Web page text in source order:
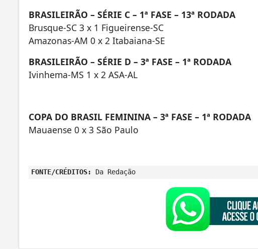
BRASILEIRÃO – SÉRIE C – 1ª FASE – 13ª RODADA
Brusque-SC 3 x 1 Figueirense-SC
Amazonas-AM 0 x 2 Itabaiana-SE
BRASILEIRÃO – SÉRIE D – 3ª FASE – 1ª RODADA
Ivinhema-MS 1 x 2 ASA-AL
COPA DO BRASIL FEMININA – 3ª FASE – 1ª RODADA
Mauaense 0 x 3 São Paulo
FONTE/CRÉDITOS: Da Redação